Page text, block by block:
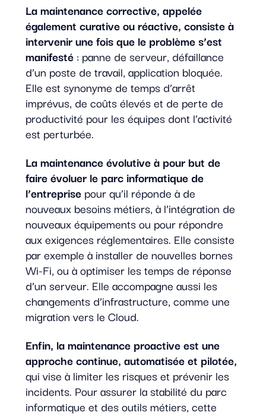
La maintenance corrective, appelée
également curative ou réactive, consiste à
intervenir une fois que le problème s’est
manifesté: panne de serveur, défaillance
d’un poste de travail, application bloquée.
Elle est synonyme de temps d’arrêt
imprévus, de coûts élevés et de perte de
productivité pour les équipes dont l’activité
est perturbée.
La maintenance évolutive à pour but de
faire évoluer le parc informatique de
l’entreprisepour qu’il réponde à de
nouveaux besoins métiers, à l’intégration de
nouveaux équipements ou pour répondre
aux exigences réglementaires. Elle consiste
par exemple à installer de nouvelles bornes
Wi-Fi, ou à optimiser les temps de réponse
d’un serveur. Elle accompagne aussi les
changements d’infrastructure, comme une
migration vers le Cloud.
Enfin, la maintenance proactive est une
approche continue, automatisée et pilotée,
qui vise à limiter les risques et prévenir les
incidents. Pour assurer la stabilité du parc
informatique et des outils métiers, cette